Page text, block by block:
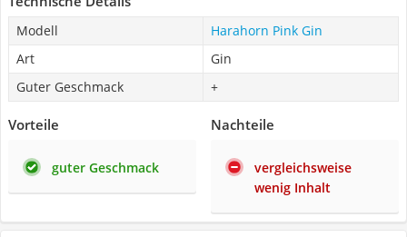
Modell
Harahorn Pink Gin
Art
Gin
Guter Geschmack
+
Vorteile
guter Geschmack
Nachteile
vergleichsweise
wenig Inhalt